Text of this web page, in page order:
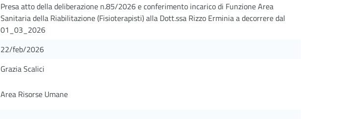
Presa atto della deliberazione n.85/2026 e conferimento incarico di Funzione Area
Sanitaria della Riabilitazione (Fisioterapisti) alla Dott.ssa Rizzo Erminia a decorrere dal
01_03_2026
22/feb/2026
Grazia Scalici
Area Risorse Umane